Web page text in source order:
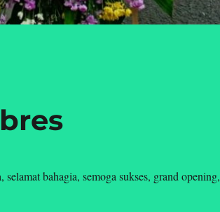
bahagia, semoga sukses, grand opening,